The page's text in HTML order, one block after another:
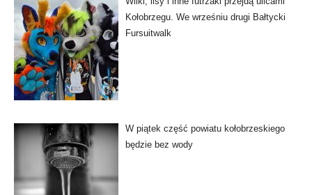
Kołobrzegu. We wrześniu drugi Bałtycki
Fursuitwalk
W piątek część powiatu kołobrzeskiego
będzie bez wody